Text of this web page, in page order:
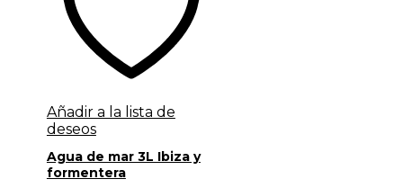
Añadir a la lista de
deseos
Agua de mar 3L Ibiza y
formentera